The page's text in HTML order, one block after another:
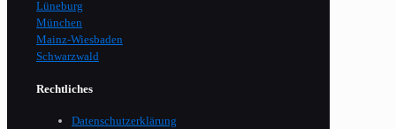
Lüneburg
München
Mainz-Wiesbaden
Schwarzwald
Rechtliches
Datenschutzerklärung